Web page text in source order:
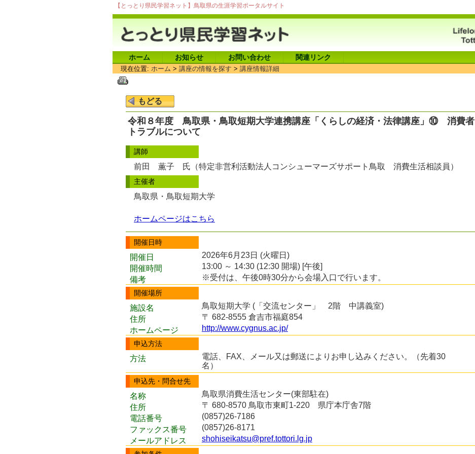
【とっとり県民学習ネット】鳥取県の生涯学習ポータルサイト
ホーム お知らせ お問い合わせ 関連リンク
現在位置: ホーム > 講座の情報を探す > 講座情報詳細
令和８年度 鳥取県・鳥取短期大学連携講座「くらしの経済・法律講座」⑩ 消費者
トラブルについて
講師
前田 薫子 氏（特定非営利活動法人コンシューマーズサポート鳥取 消費生活相談員）
主催者
鳥取県・鳥取短期大学
ホームページはこちら
開催日時
開催日
2026年6月23日 (火曜日)
開催時間
13:00 ～ 14:30 (12:30 開場) [午後]
備考
※受付は、午後0時30分から会場入口で行います。
開催場所
施設名
鳥取短期大学 (「交流センター」 2階 中講義室)
住所
〒 682-8555 倉吉市福庭854
ホームページ
http://www.cygnus.ac.jp/
申込方法
方法
電話、FAX、メール又は郵送によりお申し込みください。（先着30
名）
申込先・問合せ先
名称
鳥取県消費生活センター(東部駐在)
住所
〒 680-8570 鳥取市東町1-220 県庁本庁舎7階
電話番号
(0857)26-7186
ファックス番号
(0857)26-8171
メールアドレス
shohiseikatsu@pref.tottori.lg.jp